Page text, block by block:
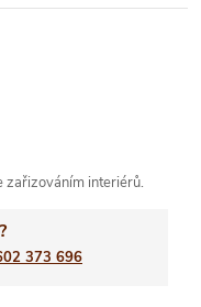
zařizováním interiérů.
373 696